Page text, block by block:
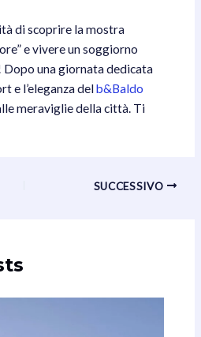
di scoprire la mostra
e vivere un soggiorno
Dopo una giornata dedicata
e l’eleganza delb&Baldo
meraviglie della città. Ti
SUCCESSIVO